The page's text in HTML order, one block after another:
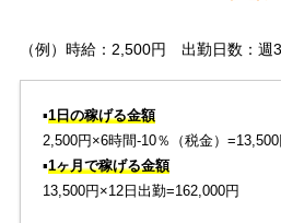
（例）時給：2,500円 出勤日数：週3
▪️1日の稼げる金額
2,500円×6時間-10％（税金）=13,500
▪️1ヶ月で稼げる金額
13,500円×12日出勤=162,000円